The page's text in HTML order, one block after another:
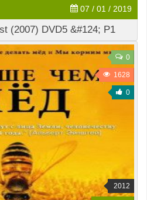
07 / 01 / 2019
(2007) DVD5 &#124; P1
0
1628
0
2012